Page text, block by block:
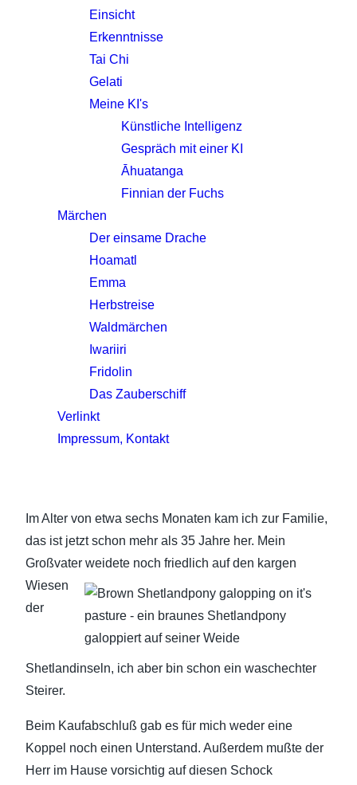
Einsicht
Erkenntnisse
Tai Chi
Gelati
Meine KI's
Künstliche Intelligenz
Gespräch mit einer KI
Āhuatanga
Finnian der Fuchs
Märchen
Der einsame Drache
Hoamatl
Emma
Herbstreise
Waldmärchen
Iwariiri
Fridolin
Das Zauberschiff
Verlinkt
Impressum, Kontakt
Im Alter von etwa sechs Monaten kam ich zur Familie,
das ist jetzt schon mehr als 35 Jahre her. Mein
Großvater weidete noch friedlich auf den kargen
Wiesen
der
Shetlandinseln, ich aber bin schon ein waschechter
Steirer.
Beim Kaufabschluß gab es für mich weder eine
Koppel noch einen Unterstand. Außerdem mußte der
Herr im Hause vorsichtig auf diesen Schock